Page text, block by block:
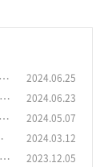
2024.06.25
2024.06.23
2024.05.07
2024.03.12
2023.12.05